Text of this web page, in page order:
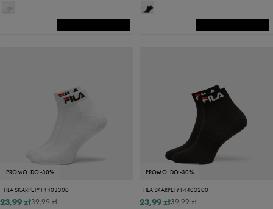
PROMO: DO -30%
FILA SKARPETY F4403300
39,99 zł
23,99 zł
PROMO: DO -30%
FILA SKARPETY F4403200
39,99 zł
23,99 zł